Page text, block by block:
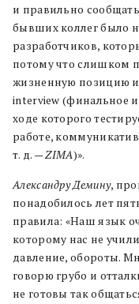
и правильно
бывших коллег было
разработчиков,
потому что слишком
жизненную позицию
interview (финальное
ходе которого
работе,
т. д. —ZIMA)».
Александру Демину,
понадобилось лет
правила: «Наш язык
которому нас не
давление, обороты.
говорю грубо и
не готовы так